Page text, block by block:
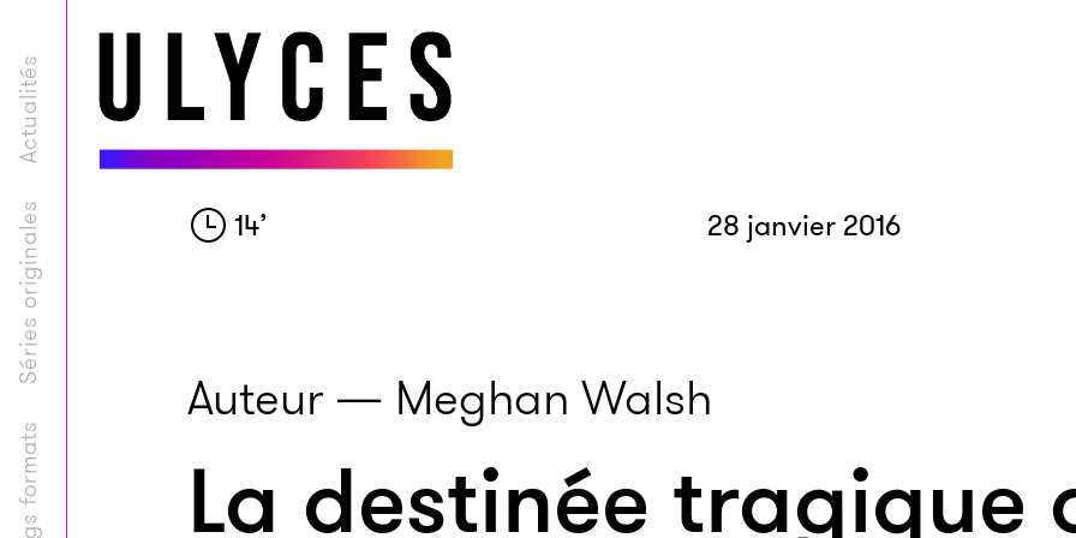
Longs formats
Séries originales
Actualités
14’ 28 janvier 2016
Auteur — Meghan Walsh
La destinée tragique